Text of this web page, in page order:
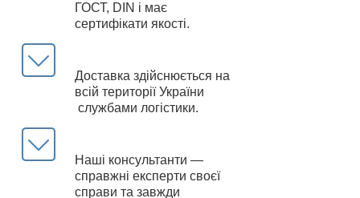
ГОСТ, DIN і має
сертифікати якості.
Доставка здійснюється на
всій території України
службами логістики.
Наші консультанти —
справжні експерти своєї
справи та завжди